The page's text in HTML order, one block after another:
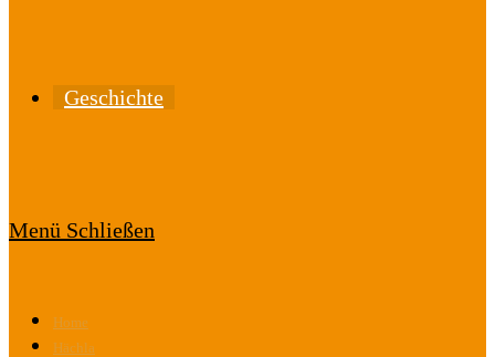
Geschichte
Menü Schließen
Home
Hächla